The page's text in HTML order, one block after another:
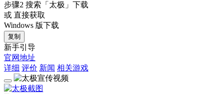
步骤2 搜索 「太极」 下载
或 直接获取
Windows 版下载
复制
新手引导
官网地址
详细 评价 新闻 相关游戏